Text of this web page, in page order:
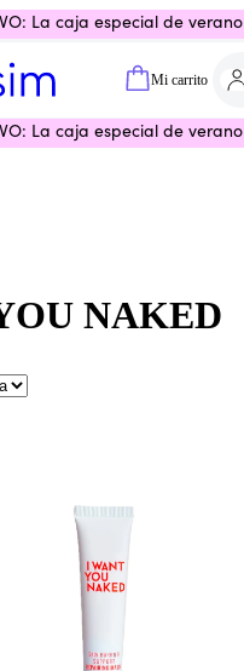
La caja especial de verano
Mi carrito
La caja especial de verano
NAKED